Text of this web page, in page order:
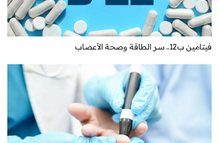
فيتامين ب12.. سر الطاقة وصحة الأعصاب